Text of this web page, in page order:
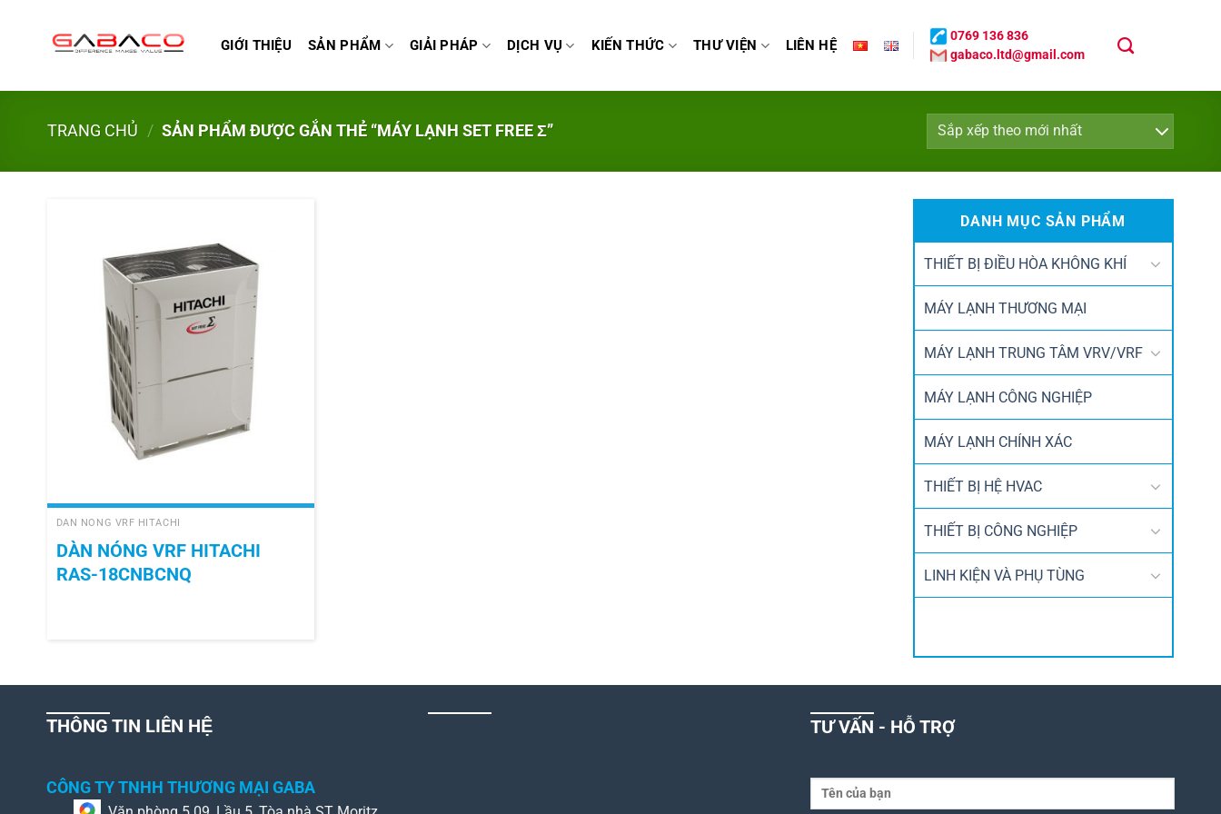
GIỚI THIỆU SẢN PHẨM GIẢI PHÁP DỊCH VỤ KIẾN THỨC THƯ VIỆN LIÊN HỆ
gabaco.ltd@gmail.com
0769 136 836
TRANG CHỦ / SẢN PHẨM ĐƯỢC GẮN THẺ “MÁY LẠNH SET FREE Ʃ”
DÀN NÓNG VRF HITACHI
DÀN NÓNG VRF HITACHI
RAS-18CNBCNQ
DANH MỤC SẢN PHẨM
THIẾT BỊ ĐIỀU HÒA KHÔNG KHÍ
MÁY LẠNH THƯƠNG MẠI
MÁY LẠNH TRUNG TÂM VRV/VRF
MÁY LẠNH CÔNG NGHIỆP
MÁY LẠNH CHÍNH XÁC
THIẾT BỊ HỆ HVAC
THIẾT BỊ CÔNG NGHIỆP
LINH KIỆN VÀ PHỤ TÙNG
THÔNG TIN LIÊN HỆ
CÔNG TY TNHH THƯƠNG MẠI GABA
TƯ VẤN - HỖ TRỢ